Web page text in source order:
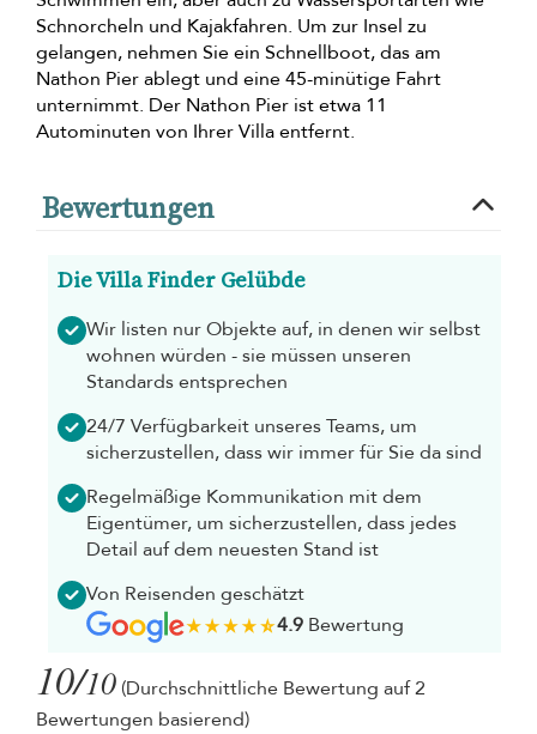
Schnorcheln und Kajakfahren. Um zur Insel zu
gelangen, nehmen Sie ein Schnellboot, das am
Nathon Pier ablegt und eine 45-minütige Fahrt
unternimmt. Der Nathon Pier ist etwa 11
Autominuten von Ihrer Villa entfernt.
Bewertungen
Die Villa Finder Gelübde
Wir listen nur Objekte auf, in denen wir selbst
wohnen würden - sie müssen unseren
Standards entsprechen
24/7 Verfügbarkeit unseres Teams, um
sicherzustellen, dass wir immer für Sie da sind
Regelmäßige Kommunikation mit dem
Eigentümer, um sicherzustellen, dass jedes
Detail auf dem neuesten Stand ist
Von Reisenden geschätzt
4.9Bewertung
10/10 (Durchschnittliche Bewertung auf 2
Bewertungen basierend)